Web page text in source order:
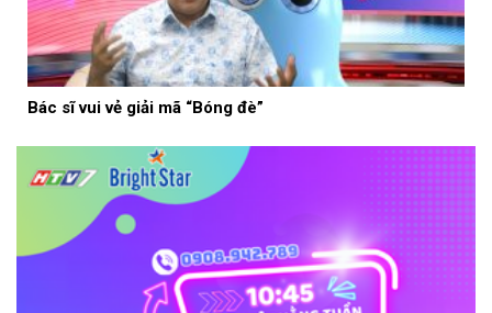
Bác sĩ vui vẻ giải mã “Bóng đè”